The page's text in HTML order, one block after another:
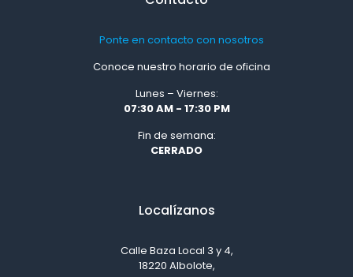
Ponte en contacto con nosotros
Conoce nuestro horario de oficina
Lunes – Viernes:
07:30 AM - 17:30 PM
Fin de semana:
CERRADO
Localízanos
Calle Baza Local 3 y 4,
18220 Albolote,